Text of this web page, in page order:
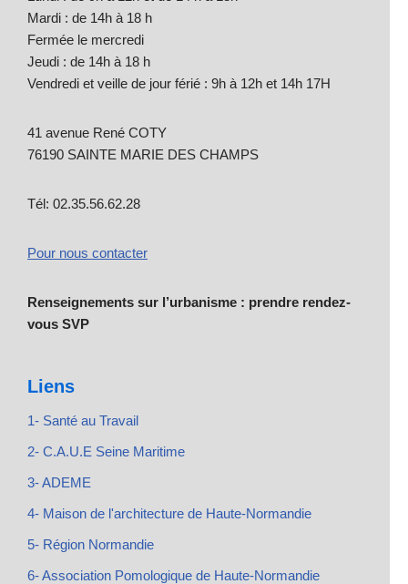
Mardi : de 14h à 18 h
Fermée le mercredi
Jeudi : de 14h à 18 h
Vendredi et veille de jour férié : 9h à 12h et 14h 17H
41 avenue René COTY
76190 SAINTE MARIE DES CHAMPS
Tél: 02.35.56.62.28
Pour nous contacter
Renseignements sur l’urbanisme : prendre rendez-
vous SVP
Liens
1- Santé au Travail
2- C.A.U.E Seine Maritime
3- ADEME
4- Maison de l'architecture de Haute-Normandie
5- Région Normandie
6- Association Pomologique de Haute-Normandie